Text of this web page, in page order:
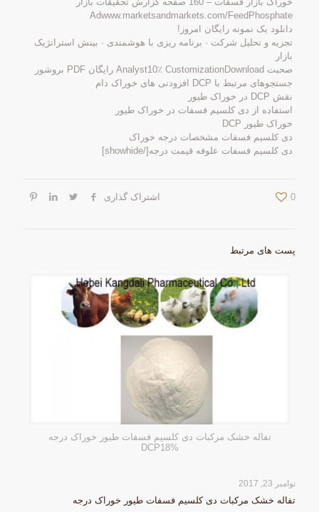
Adwww.marketsandmarkets.com/FeedPhosphate
دانلود یک نمونه رایگان امروز!
تجزیه و تحلیل شرکت · برنامه ریزی با هوشمندی · بینش استراتژیک
بازار
صحبت Analyst10٪ CustomizationDownload رایگان PDF بروشور
جستجوهای مرتبط با DCP افزودنی های خوراک دام
نقش DCP در خوراک طیور
استفاده از دی کلسیم فسفات در خوراک طیور
خوراک طیور DCP
دی کلسیم فسفات مشخصات درجه خوراک
دی کلسیم فسفات علوفه قیمت درجه[/showhide]
اشتراک گذاری 0
پست های مرتبط
تفاله خشک مرکبات دی کلسیم فسفات طیور خوراک درجه
DCP18%
نوامبر 23, 2017
تفاله خشک مرکبات دی کلسیم فسفات طیور خوراک درجه